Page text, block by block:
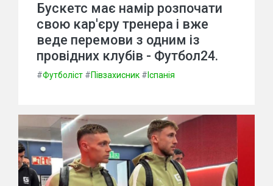
Бускетс має намір розпочати
свою кар'єру тренера і вже
веде перемови з одним із
провідних клубів - Футбол24.
#Футболіст #Півзахисник # Іспанія